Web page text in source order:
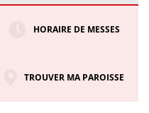
HORAIRE DE MESSES
TROUVER MA PAROISSE